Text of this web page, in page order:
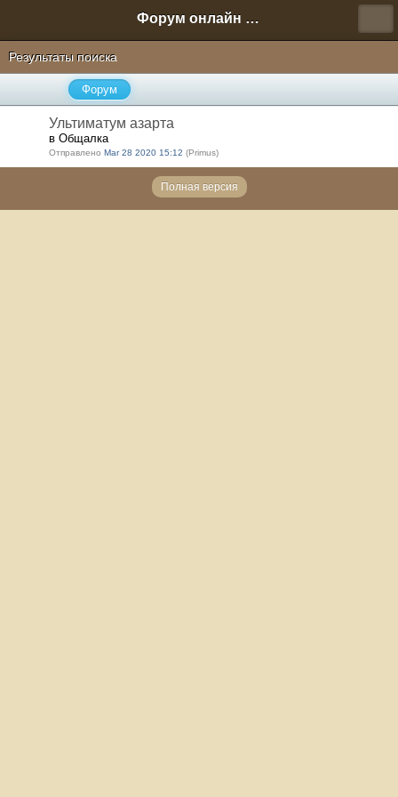
Форум онлайн игры "Новая Эра" (Нюра Биз)
Результаты поиска
Форум
Ультиматум азарта
в Общалка
Отправлено Mar 28 2020 15:12 (Primus)
Полная версия